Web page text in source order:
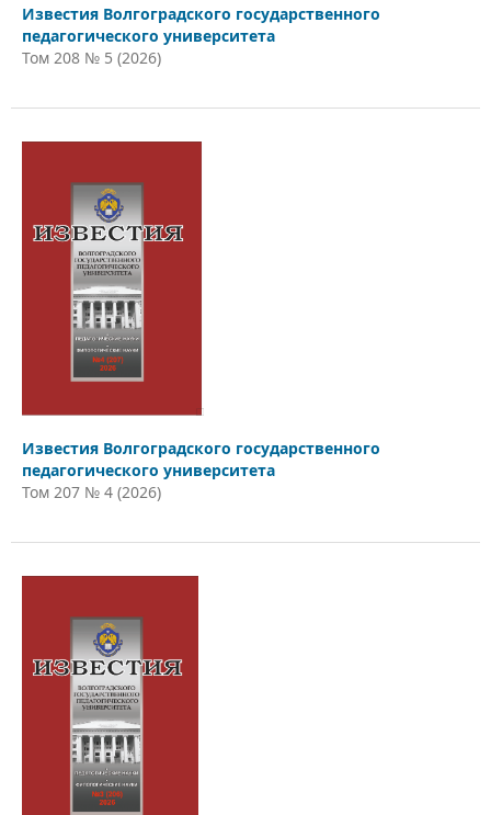
Известия Волгоградского государственного
педагогического университета
Том 208 № 5 (2026)
Известия Волгоградского государственного
педагогического университета
Том 207 № 4 (2026)